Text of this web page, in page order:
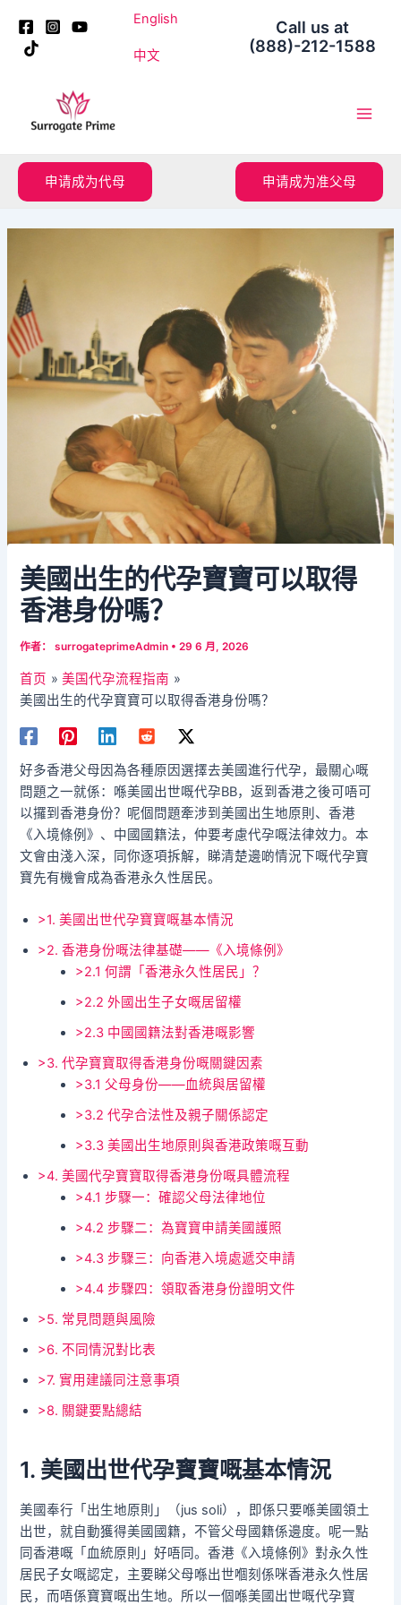
English
中文
Call us at
(888)-212-1588
申请成为代母 申请成为准父母
美國出生的代孕寶寶可以取得
香港身份嗎？
作者： surrogateprimeAdmin •29 6 月, 2026
首页
美国代孕流程指南
美國出生的代孕寶寶可以取得香港身份嗎？
好多香港父母因為各種原因選擇去美國進行代孕，最關心嘅
問題之一就係：喺美國出世嘅代孕BB，返到香港之後可唔可
以攞到香港身份？呢個問題牽涉到美國出生地原則、香港
《入境條例》、中國國籍法，仲要考慮代孕嘅法律效力。本
文會由淺入深，同你逐項拆解，睇清楚邊啲情況下嘅代孕寶
寶先有機會成為香港永久性居民。
>1. 美國出世代孕寶寶嘅基本情況
>2. 香港身份嘅法律基礎——《入境條例》
>2.1 何謂「香港永久性居民」？
>2.2 外國出生子女嘅居留權
>2.3 中國國籍法對香港嘅影響
>3. 代孕寶寶取得香港身份嘅關鍵因素
>3.1 父母身份——血統與居留權
>3.2 代孕合法性及親子關係認定
>3.3 美國出生地原則與香港政策嘅互動
>4. 美國代孕寶寶取得香港身份嘅具體流程
>4.1 步驟一：確認父母法律地位
>4.2 步驟二：為寶寶申請美國護照
>4.3 步驟三：向香港入境處遞交申請
>4.4 步驟四：領取香港身份證明文件
>5. 常見問題與風險
>6. 不同情況對比表
>7. 實用建議同注意事項
>8. 關鍵要點總結
1. 美國出世代孕寶寶嘅基本情況
美國奉行「出生地原則」（jus soli），即係只要喺美國領土
出世，就自動獲得美國國籍，不管父母國籍係邊度。呢一點
同香港嘅「血統原則」好唔同。香港《入境條例》對永久性
居民子女嘅認定，主要睇父母喺出世嗰刻係咪香港永久性居
民，而唔係寶寶嘅出生地。所以一個喺美國出世嘅代孕寶
navigation